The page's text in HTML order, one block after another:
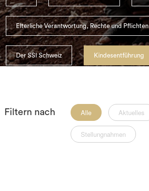
Elterliche Verantwortung, Rechte und Pflichten
Der SSI Schweiz Kindesentführung
Filtern nach Alle Aktuelles
Stellungnahmen